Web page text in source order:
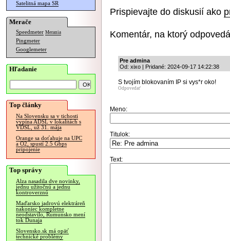
Satelitná mapa SR
Merače
Speedmeter Merania
Pingmeter
Googlemeter
Hľadanie
Top články
Na Slovensku sa v tichosti
vypína ADSL v lokalitách s
VDSL, už 31. mája
Orange sa doťahuje na UPC
a O2, spustí 2.5 Gbps
pripojenie
Top správy
Alza nasadila dve novinky,
jednu užitočnú a jednu
kontroverznú
Maďarsko jadrovú elektráreň
nakoniec kompletne
neodstavilo, Rumunsko mení
tok Dunaja
Slovensko.sk má opäť
technické problémy
Prispievajte do diskusií ako
Komentár, na ktorý
Pre admina
Od: xixo | Pridané: 2024-09-17 14:22:38
S tvojím blokovaním IP si vys*r oko!
Odpovedať
Meno:
Titulok:
Text: